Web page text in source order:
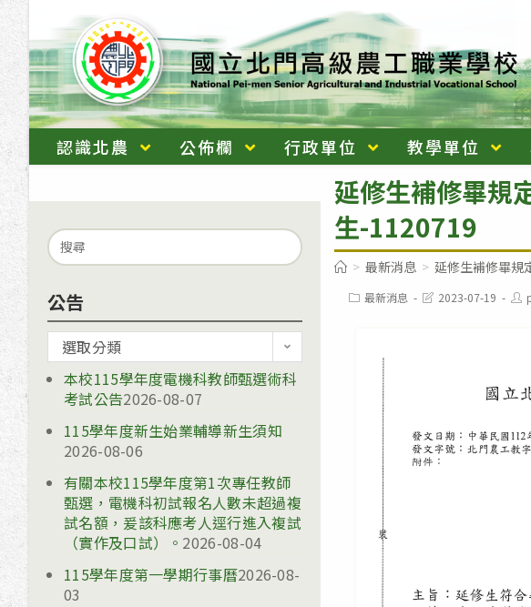
跳
主
要
內
容
認識北農 公佈欄 行政單位 教學單位
延修生補修畢規
生-1120719
> 最新消息 > 延修生補修畢規
Post最新消息
Post2023-07-19
Search
for:
公告
告
選取分類
本校115學年度電機科教師甄選術科
考試公告2026-08-07
115學年度新生始業輔導新生須知
2026-08-06
有關本校115學年度第1次專任教師
甄選，電機科初試報名人數未超過複
試名額，爰該科應考人逕行進入複試
（實作及口試）。 2026-08-04
115學年度第一學期行事曆2026-08-
03